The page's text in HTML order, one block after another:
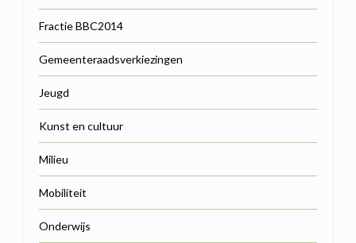
Fractie BBC2014
Gemeenteraadsverkiezingen
Jeugd
Kunst en cultuur
Milieu
Mobiliteit
Onderwijs